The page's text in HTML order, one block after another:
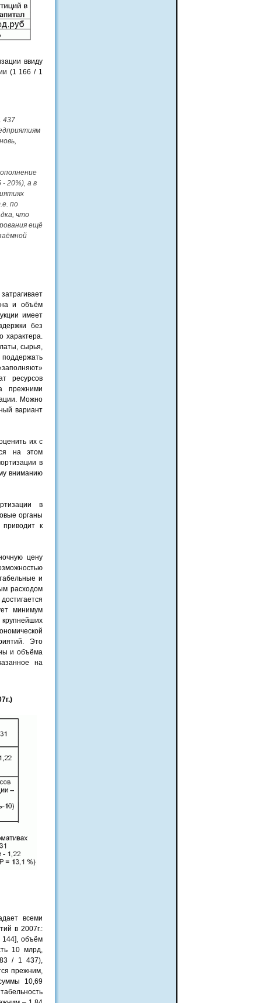
ввиду
(1 166 / 1
437
20%), а в
по
что
ещё
и объём
имеет
без
сырья,
поддержать
ресурсов
прежними
Можно
вариант
их с
на этом
в
вниманию
в
органы
приводит к
цену
и
расходом
минимум
Это
и объёма
на
всеми
в 2007г.:
144], объём
10 млрд,
/ 1 437),
прежним,
10,69